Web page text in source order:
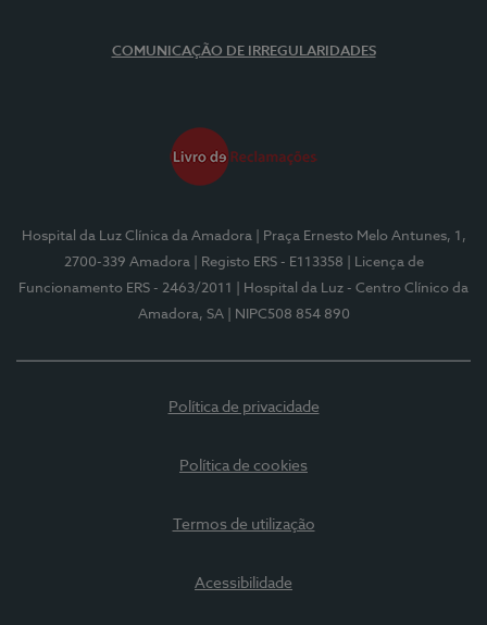
COMUNICAÇÃO DE IRREGULARIDADES
Hospital da Luz Clínica da Amadora
| Praça Ernesto Melo Antunes, 1,
2700-339 Amadora
| Registo ERS - E113358
| Licença de
Funcionamento ERS - 2463/2011
| Hospital da Luz - Centro Clínico da
Amadora, SA
| NIPC508 854 890
Política de privacidade
Política de cookies
Termos de utilização
Acessibilidade